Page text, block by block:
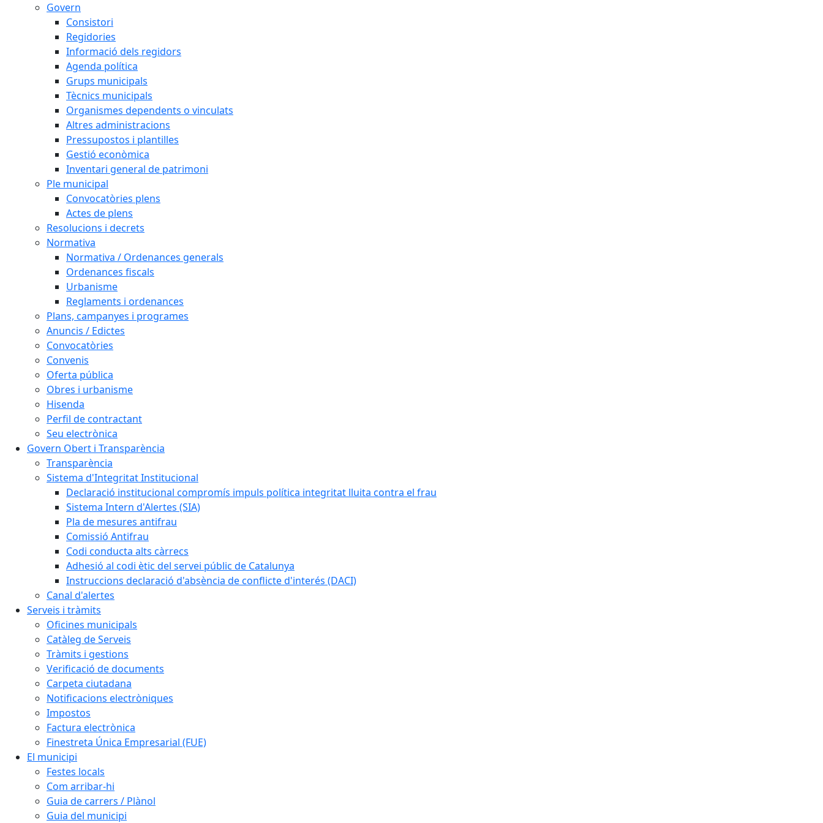
Govern
Consistori
Regidories
Informació dels regidors
Agenda política
Grups municipals
Tècnics municipals
Organismes dependents o vinculats
Altres administracions
Pressupostos i plantilles
Gestió econòmica
Inventari general de patrimoni
Ple municipal
Convocatòries plens
Actes de plens
Resolucions i decrets
Normativa
Normativa / Ordenances generals
Ordenances fiscals
Urbanisme
Reglaments i ordenances
Plans, campanyes i programes
Anuncis / Edictes
Convocatòries
Convenis
Oferta pública
Obres i urbanisme
Hisenda
Perfil de contractant
Seu electrònica
Govern Obert i Transparència
Transparència
Sistema d'Integritat Institucional
Declaració institucional compromís impuls política integritat lluita contra el frau
Sistema Intern d'Alertes (SIA)
Pla de mesures antifrau
Comissió Antifrau
Codi conducta alts càrrecs
Adhesió al codi ètic del servei públic de Catalunya
Instruccions declaració d'absència de conflicte d'interés (DACI)
Canal d'alertes
Serveis i tràmits
Oficines municipals
Catàleg de Serveis
Tràmits i gestions
Verificació de documents
Carpeta ciutadana
Notificacions electròniques
Impostos
Factura electrònica
Finestreta Única Empresarial (FUE)
El municipi
Festes locals
Com arribar-hi
Guia de carrers / Plànol
Guia del municipi